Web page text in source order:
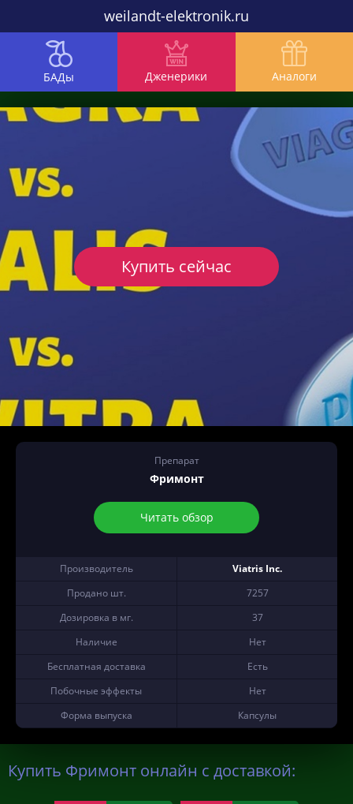
weilandt-elektronik.ru
БАДы Дженерики Аналоги
Препарат
Фримонт
Читать обзор
Производитель
Viatris Inc.
Продано шт.
7257
Дозировка в мг.
37
Наличие
Нет
Бесплатная доставка
Есть
Побочные эффекты
Нет
Форма выпуска
Капсулы
Купить сейчас
Купить Фримонт онлайн с доставкой: